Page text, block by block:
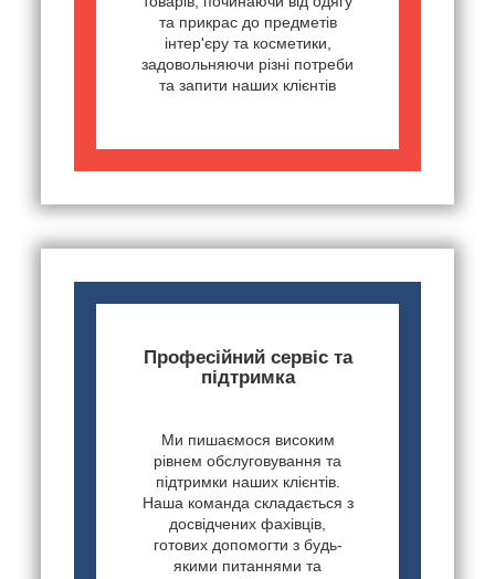
та прикрас до предметів
інтер'єру та косметики,
задовольняючи різні потреби
та запити наших клієнтів
Професійний сервіс та
підтримка
Ми пишаємося високим
рівнем обслуговування та
підтримки наших клієнтів.
Наша команда складається з
досвідчених фахівців,
готових допомогти з будь-
якими питаннями та